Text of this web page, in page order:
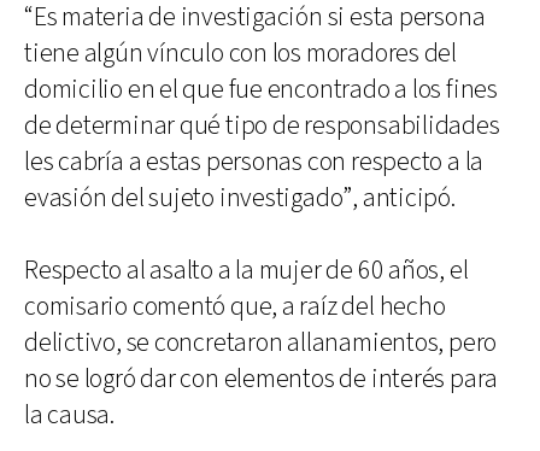
“Es materia de investigación si esta persona
tiene algún vínculo con los moradores del
domicilio en el que fue encontrado a los fines
de determinar qué tipo de responsabilidades
les cabría a estas personas con respecto a la
evasión del sujeto investigado”, anticipó.
Respecto al asalto a la mujer de 60 años, el
comisario comentó que, a raíz del hecho
delictivo, se concretaron allanamientos, pero
no se logró dar con elementos de interés para
la causa.